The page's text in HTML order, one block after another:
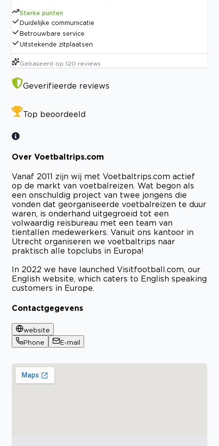
Sterke punten
Duidelijke communicatie
Betrouwbare service
Uitstekende zitplaatsen
Gebaseerd op 120 reviews
Geverifieerde reviews
Top beoordeeld
Over Voetbaltrips.com
Vanaf 2011 zijn wij met Voetbaltrips.com actief
op de markt van voetbalreizen. Wat begon als
een onschuldig project van twee jongens die
vonden dat georganiseerde voetbalreizen te duur
waren, is onderhand uitgegroeid tot een
volwaardig reisbureau met een team van
tientallen medewerkers. Vanuit ons kantoor in
Utrecht organiseren we voetbaltrips naar
praktisch alle topclubs in Europa!
In 2022 we have launched Visitfootball.com, our
English website, which caters to English speaking
customers in Europe.
Contactgegevens
website
Phone
E-mail